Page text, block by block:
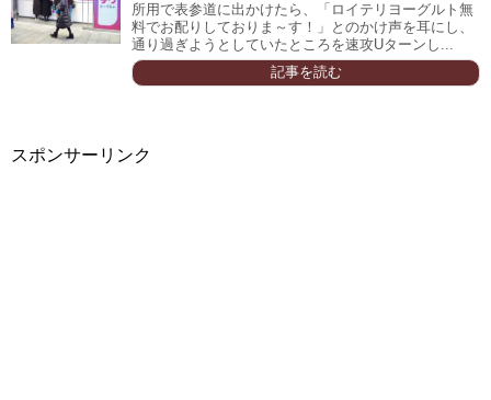
所用で表参道に出かけたら、「ロイテリヨーグルト無
料でお配りしておりま～す！」とのかけ声を耳にし、
通り過ぎようとしていたところを速攻Uターンし...
記事を読む
スポンサーリンク